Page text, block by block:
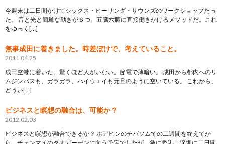
今週末は二日間かけてシックス・ヒーリング・サウンズのワークショップだっ
た。 音と光と簡単な動きが６つ。五臓六腑に直接働きかけるメソッドだ。これ
をゆっく[…]
無事成田に着きました。時差ぼけで、考えていること。
2011.04.25
成田空港に着いた。驚くほど人がいない。節電で薄暗い。 成田から都内へのリ
ムジンバスも、ガラガラ、ハイウエイも元旦のように空いている。 これから、
どうい[…]
ビジネスと瞑想の融合は、可能か？
2012.02.03
ビジネスと瞑想が融合できるか？ ホアヒンのチバソムでの二週間を終えてか